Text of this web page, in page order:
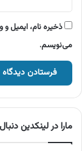
ذخیره نام، ایمیل
می‌نویسم.
مارا در لینکدین